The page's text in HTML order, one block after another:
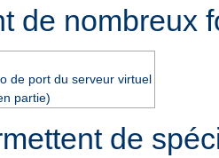
de nombreux
de port du serveur virtuel
partie)
de